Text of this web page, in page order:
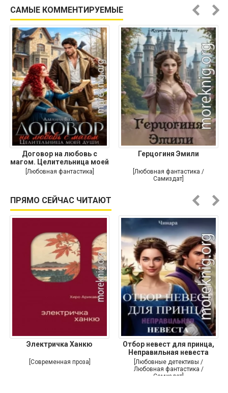
САМЫЕ КОММЕНТИРУЕМЫЕ
Договор на любовь с
магом. Целительница моей
души
[Любовная фантастика]
Герцогиня Эмили
[Любовная фантастика /
Самиздат]
ПРЯМО СЕЙЧАС ЧИТАЮТ
Электричка Ханкю
[Современная проза]
Отбор невест для принца,
Неправильная невеста
[Любовные детективы /
Любовная фантастика /
Самиздат]